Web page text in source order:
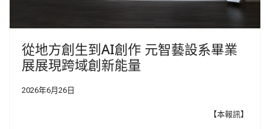
從地方創生到AI創作 元智藝設系畢業
展展現跨域創新能量
2026年6月26日
【本報訊】